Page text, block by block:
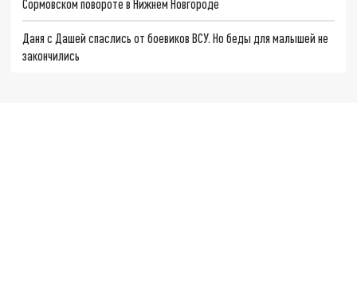
Сормовском повороте в Нижнем Новгороде
Даня с Дашей спаслись от боевиков ВСУ. Но беды для малышей не
закончились